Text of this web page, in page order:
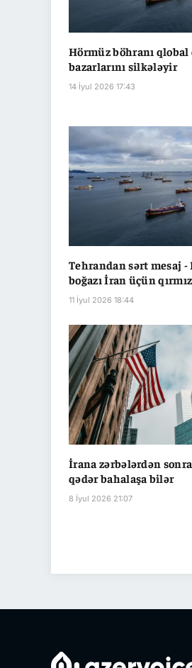
Hörmüz böhranı
bazarlarını silkələyir
14 İyul 2026 17:43
Tehrandan sərt mesaj -
boğazı İran üçün
11 İyul 2026 18:44
İrana zərbələrdən
qədər bahalaşa bilər
8 İyul 2026 21:07